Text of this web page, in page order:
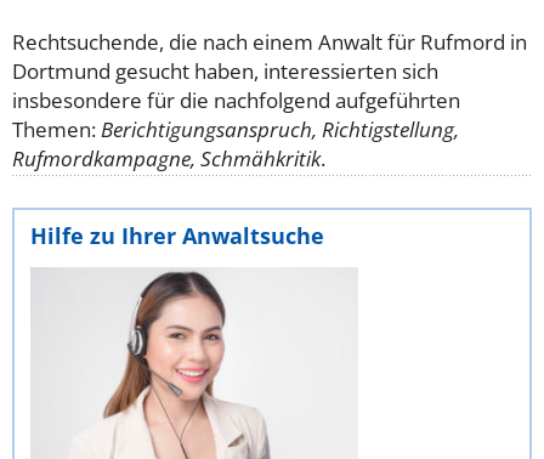
Rechtsuchende, die nach einem Anwalt für Rufmord in
Dortmund gesucht haben, interessierten sich
insbesondere für die nachfolgend aufgeführten
Themen:Berichtigungsanspruch, Richtigstellung,
Rufmordkampagne, Schmähkritik.
Hilfe zu Ihrer Anwaltsuche